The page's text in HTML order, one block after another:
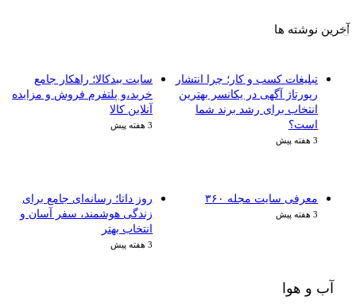
آخرین نوشته ها
سایت بیدکالا؛ راهکار جامع
خرید،و پلتفرم فروش و مزایده
آنلاین کالا
3 هفته پیش
تبلیغات کسب و کار؛ چرا انتشار
رپورتاژ آگهی در یکانسر بهترین
انتخاب برای رشد برند شما
است؟
3 هفته پیش
روز داتا؛ رسانه‌ای جامع برای
زندگی هوشمند، سفر آسان و
انتخاب بهتر
3 هفته پیش
معرفی سایت مجله ۳۶۰
3 هفته پیش
آب و هوا